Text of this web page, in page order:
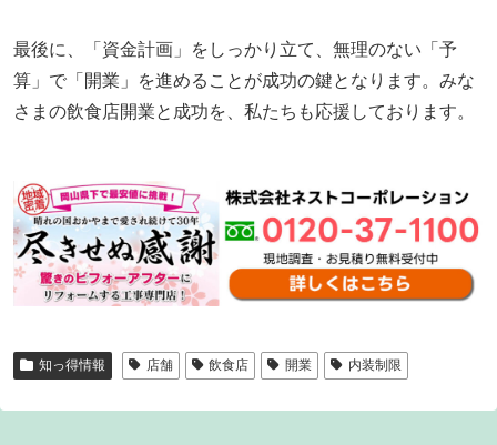
最後に、「資金計画」をしっかり立て、無理のない「予
算」で「開業」を進めることが成功の鍵となります。みな
さまの飲食店開業と成功を、私たちも応援しております。
知っ得情報 店舗 飲食店 開業 内装制限